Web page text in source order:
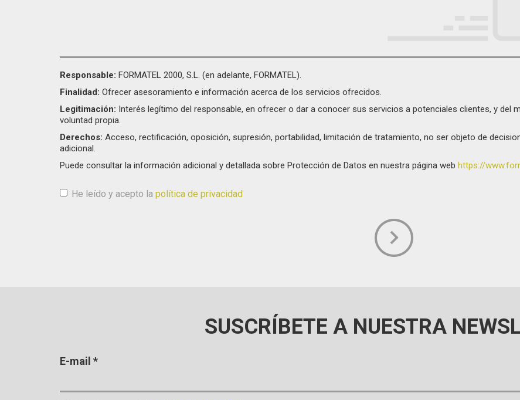
Responsable: FORMATEL 2000, S.L. (en adelante, FORMATEL).
Finalidad: Ofrecer asesoramiento e información acerca de los servicios ofrecidos.
Legitimación: Interés legítimo del responsable, en ofrecer o dar a conocer sus servicios a potenciales clientes, y del
voluntad propia.
Derechos: Acceso, rectificación, oposición, supresión, portabilidad, limitación de tratamiento, no ser objeto de
adicional.
Puede consultar la información adicional y detallada sobre Protección de Datos en nuestra página web https://
He leído y acepto la política de privacidad
SUSCRÍBETE A NUESTRA
E-mail *